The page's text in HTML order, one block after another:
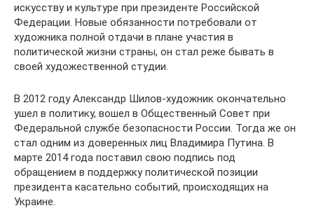
искусству и культуре при президенте Российской
Федерации. Новые обязанности потребовали от
художника полной отдачи в плане участия в
политической жизни страны, он стал реже бывать в
своей художественной студии.
В 2012 году Александр Шилов-художник окончательно
ушел в политику, вошел в Общественный Совет при
Федеральной службе безопасности России. Тогда же он
стал одним из доверенных лиц Владимира Путина. В
марте 2014 года поставил свою подпись под
обращением в поддержку политической позиции
президента касательно событий, происходящих на
Украине.